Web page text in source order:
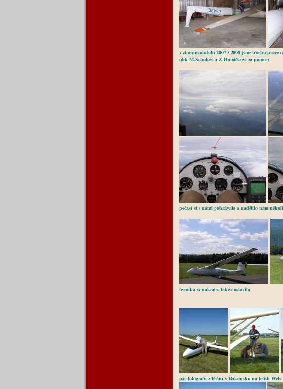
v zimním období 2007 / 2008 jsme trochu
(dík M.Sobotovi a Z.Hanáčkovi za pomoc)
počasí si s námi pohrávalo a nadělilo nám
termika se nakonec také dostavila
pár fotografií z létání v Rakousku na letišti